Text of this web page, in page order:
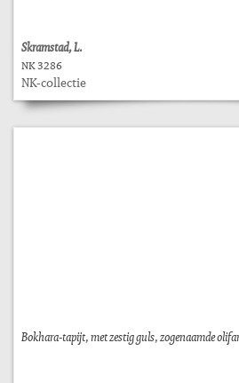
Skramstad, L.
NK 3286
NK-collectie
Bokhara-tapijt, met zestig guls, zogenaamde